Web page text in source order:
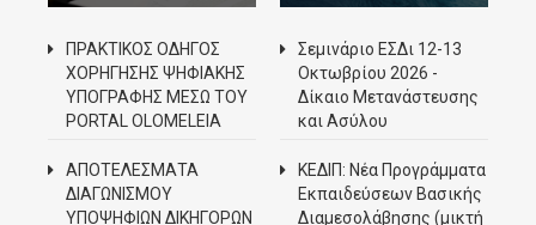
ΠΡΑΚΤΙΚΟΣ ΟΔΗΓΟΣ
ΧΟΡΗΓΗΣΗΣ ΨΗΦΙΑΚΗΣ
ΥΠΟΓΡΑΦΗΣ ΜΕΣΩ ΤΟΥ
PORTAL OLOMELEIA
ΑΠΟΤΕΛΕΣΜΑΤΑ
ΔΙΑΓΩΝΙΣΜΟΥ
ΥΠΟΨΗΦΙΩΝ ΔΙΚΗΓΟΡΩΝ
Σεμινάριο ΕΣΔι 12-13
Οκτωβρίου 2026 -
Δίκαιο Μετανάστευσης
και Ασύλου
ΚΕΔΙΠ: Νέα Προγράμματα
Εκπαιδεύσεων Βασικής
Διαμεσολάβησης (μικτή